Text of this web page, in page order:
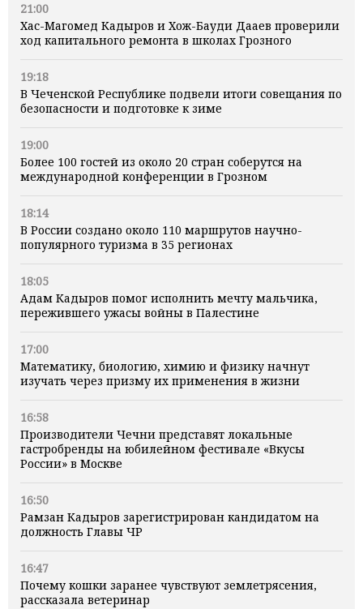
21:00
Хас-Магомед Кадыров и Хож-Бауди Дааев проверили
ход капитального ремонта в школах Грозного
19:18
В Чеченской Республике подвели итоги совещания по
безопасности и подготовке к зиме
19:00
Более 100 гостей из около 20 стран соберутся на
международной конференции в Грозном
18:14
В России создано около 110 маршрутов научно-
популярного туризма в 35 регионах
18:05
Адам Кадыров помог исполнить мечту мальчика,
пережившего ужасы войны в Палестине
17:00
Математику, биологию, химию и физику начнут
изучать через призму их применения в жизни
16:58
Производители Чечни представят локальные
гастробренды на юбилейном фестивале «Вкусы
России» в Москве
16:50
Рамзан Кадыров зарегистрирован кандидатом на
должность Главы ЧР
16:47
Почему кошки заранее чувствуют землетрясения,
рассказала ветеринар